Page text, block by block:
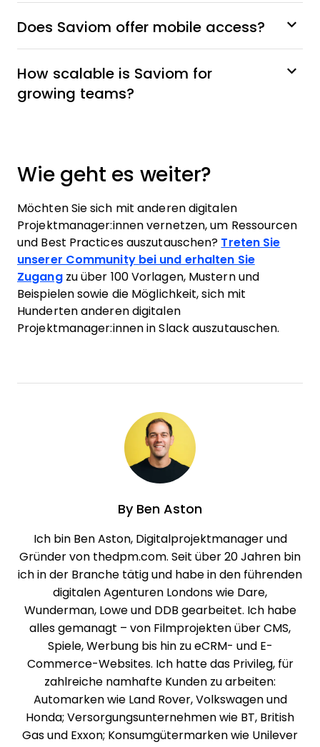
Does Saviom offer mobile access?
How scalable is Saviom for
growing teams?
Wie geht es weiter?
Möchten Sie sich mit anderen digitalen
Projektmanager:innen vernetzen, um Ressourcen
und Best Practices auszutauschen? Treten Sie
unserer Community bei und erhalten Sie
Zugangzu über 100 Vorlagen, Mustern und
Beispielen sowie die Möglichkeit, sich mit
Hunderten anderen digitalen
Projektmanager:innen in Slack auszutauschen.
ByBen Aston
Ich bin Ben Aston, Digitalprojektmanager und
Gründer von thedpm.com. Seit über 20 Jahren bin
ich in der Branche tätig und habe in den führenden
digitalen Agenturen Londons wie Dare,
Wunderman, Lowe und DDB gearbeitet. Ich habe
alles gemanagt – von Filmprojekten über CMS,
Spiele, Werbung bis hin zu eCRM- und E-
Commerce-Websites. Ich hatte das Privileg, für
zahlreiche namhafte Kunden zu arbeiten:
Automarken wie Land Rover, Volkswagen und
Honda; Versorgungsunternehmen wie BT, British
Gas und Exxon; Konsumgütermarken wie Unilever